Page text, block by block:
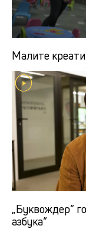
Малите
„Буквождер“
азбука“